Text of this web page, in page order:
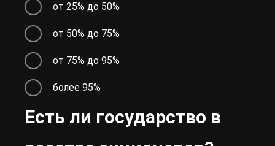
от 25% до 50%
от 50% до 75%
от 75% до 95%
более 95%
Есть ли государство в